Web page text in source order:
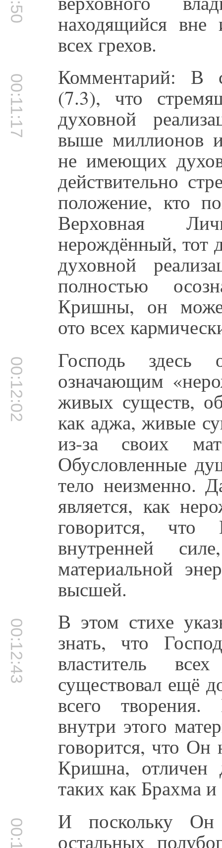
находящийся вне
всех грехов.
00:11:17 Комментарий: В
(7.3), что
духовной
выше миллионов
не имеющих
действительно
положение, кто
Верховная
нерождённый, тот
духовной
полностью
Кришны, он
ото всех
00:12:02 Господь здесь
означающим
живых существ,
как аджа, живые
из-за своих
Обусловленные
тело неизменно.
является, как
говорится, что
внутренней
материальной
высшей.
00:12:43 В этом стихе
знать, что
властитель
существовал ещё
всего творения.
внутри этого
говорится, что Он
Кришна, отличен
таких как Брахма
И поскольку
остальных